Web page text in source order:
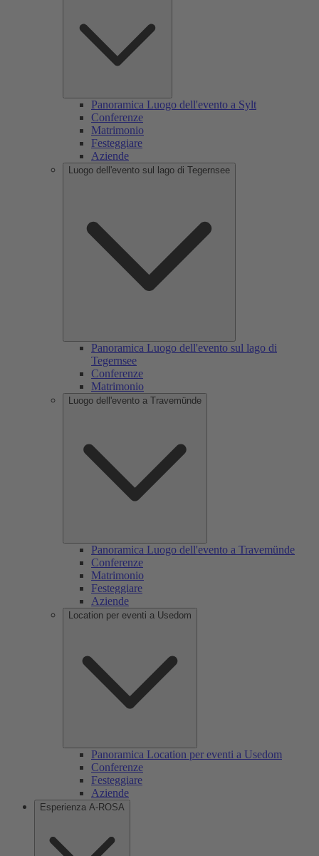
Panoramica Luogo dell'evento a Sylt
Conferenze
Matrimonio
Festeggiare
Aziende
Luogo dell'evento sul lago di Tegernsee
Panoramica Luogo dell'evento sul lago di
Tegernsee
Conferenze
Matrimonio
Luogo dell'evento a Travemünde
Panoramica Luogo dell'evento a Travemünde
Conferenze
Matrimonio
Festeggiare
Aziende
Location per eventi a Usedom
Panoramica Location per eventi a Usedom
Conferenze
Festeggiare
Aziende
Esperienza A-ROSA